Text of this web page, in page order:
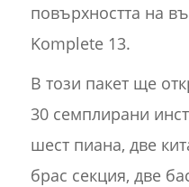
повърхността на
Komplete 13.
В този пакет ще
30 семплирани
шест пиана, две
брас секция, две